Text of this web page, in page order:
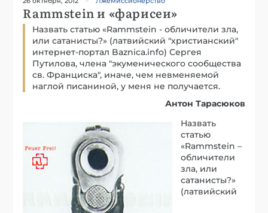
Rammstein и «фарисеи»
Назвать статью «Rammstein - обличители зла,
или сатанисты?» (латвийский "христианский"
интернет-портал Baznica.info) Сергея
Путилова, члена "экуменического сообщества
св. Франциска", иначе, чем невменяемой
наглой писаниной, у меня не получается.
Антон Тарасюков
Назвать
статью
«Rammstein –
обличители
зла, или
сатанисты?»
(латвийский